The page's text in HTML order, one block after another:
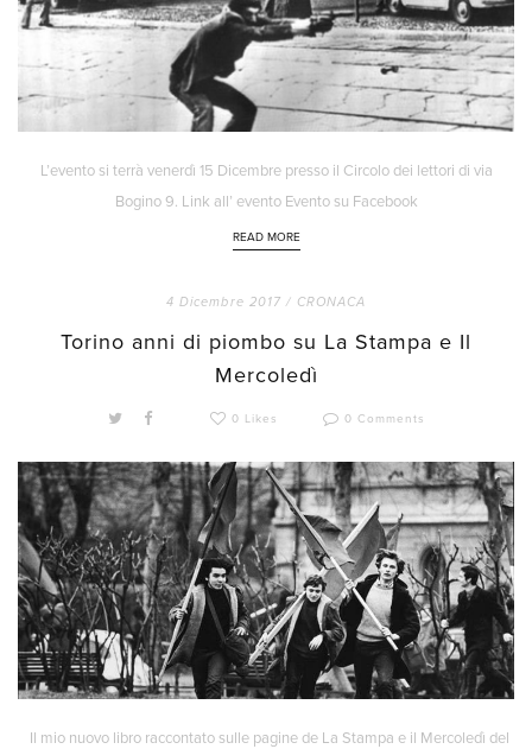
L’evento si terrà venerdì 15 Dicembre presso il Circolo dei lettori di via
Bogino 9. Link all’ evento Evento su Facebook
READ MORE
4 Dicembre 2017 / CRONACA
Torino anni di piombo su La Stampa e Il
Mercoledì
0 Likes 0 Comments
Il mio nuovo libro raccontato sulle pagine de La Stampa e il Mercoledì del